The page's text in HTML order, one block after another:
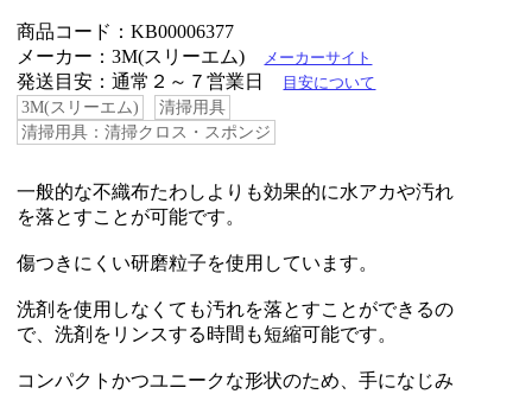
商品コード：KB00006377
メーカー：3M(スリーエム)
メーカーサイト
発送目安：通常２～７営業日 目安について
3M(スリーエム)
清掃用具
清掃用具：清掃クロス・スポンジ
一般的な不織布たわしよりも効果的に水アカや汚れ
を落とすことが可能です。
傷つきにくい研磨粒子を使用しています。
洗剤を使用しなくても汚れを落とすことができるの
で、洗剤をリンスする時間も短縮可能です。
コンパクトかつユニークな形状のため、手になじみ